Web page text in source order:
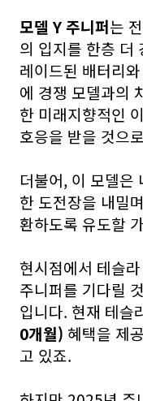
모델 Y 주니퍼는
의 입지를 한층 더
레이드된 배터리
에 경쟁 모델과의
한 미래지향적인
호응을 받을 것으
더불어, 이 모델은
한 도전장을 내밀
환하도록 유도할
현시점에서 테슬
주니퍼를 기다릴
입니다. 현재 테슬
0개월) 혜택을 제
고 있죠.